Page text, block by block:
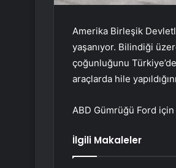
Amerika Birleşik
yaşanıyor. Bilindiği
çoğunluğunu
araçlarda hile
ABD Gümrüğü Ford için
İlgili Makaleler